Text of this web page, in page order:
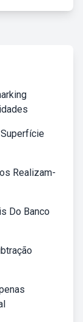
Superfície
Realizam-
Do Banco